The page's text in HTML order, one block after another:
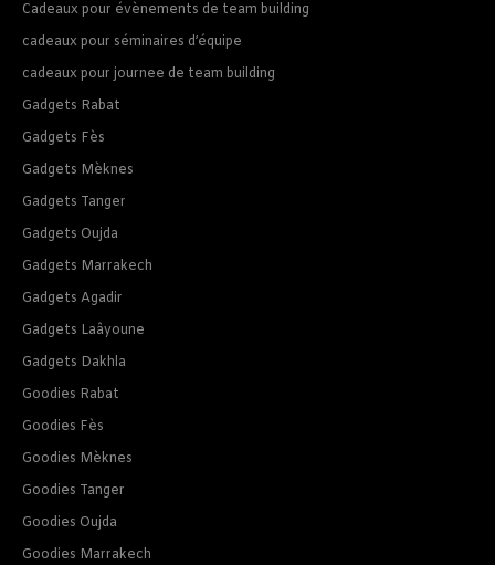
Cadeaux pour évènements de team building
cadeaux pour séminaires d’équipe
cadeaux pour journee de team building
Gadgets Rabat
Gadgets Fès
Gadgets Mèknes
Gadgets Tanger
Gadgets Oujda
Gadgets Marrakech
Gadgets Agadir
Gadgets Laâyoune
Gadgets Dakhla
Goodies Rabat
Goodies Fès
Goodies Mèknes
Goodies Tanger
Goodies Oujda
Goodies Marrakech